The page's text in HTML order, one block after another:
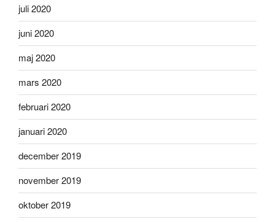
juli 2020
juni 2020
maj 2020
mars 2020
februari 2020
januari 2020
december 2019
november 2019
oktober 2019